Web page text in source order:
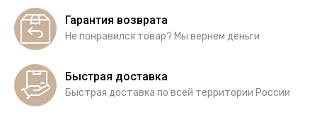
Гарантия возврата
Не понравился товар? Мы вернем деньги
Быстрая доставка
Быстрая доставка по всей территории России